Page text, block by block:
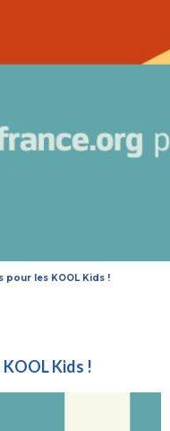
pour les KOOL Kids !
KOOL Kids !